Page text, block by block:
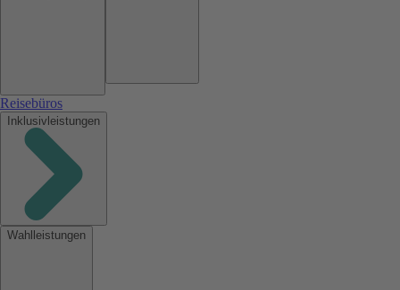
Reisebüros
Inklusivleistungen
Wahlleistungen